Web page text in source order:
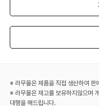
※ 라무몰은 제품을 직접 생산하여 판
※ 라무몰은 재고를 보유하지않으며
대행을 해드립니다.